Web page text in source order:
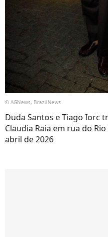
© AGNews, BrazilNews
Duda Santos e Tiago Iorc
Claudia Raia em rua do
abril de 2026